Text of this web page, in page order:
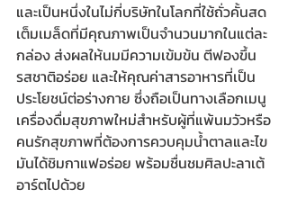
และเป็นหนึ่งในไม่กี่บริษัทในโลกที่ใช้ถั่วคั้นสด
เต็มเมล็ดที่มีคุณภาพเป็นจำนวนมากในแต่ละ
กล่อง ส่งผลให้นมมีความเข้มข้น ตีฟองขึ้น
รสชาติอร่อย และให้คุณค่าสารอาหารที่เป็น
ประโยชน์ต่อร่างกาย ซึ่งถือเป็นทางเลือกเมนู
เครื่องดื่มสุขภาพใหม่สำหรับผู้ที่แพ้นมวัวหรือ
คนรักสุขภาพที่ต้องการควบคุมน้ำตาลและไข
มันได้ชิมกาแฟอร่อย พร้อมชื่นชมศิลปะลาเต้
อาร์ตไปด้วย